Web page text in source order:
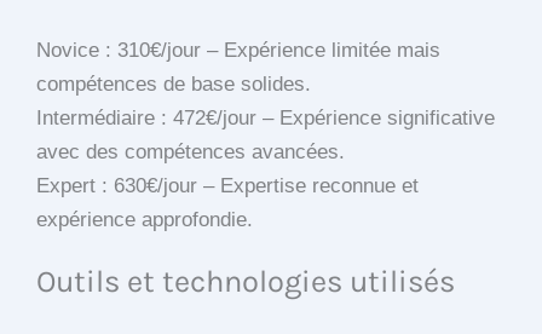
Novice : 310€/jour – Expérience limitée mais
compétences de base solides.
Intermédiaire : 472€/jour – Expérience significative
avec des compétences avancées.
Expert : 630€/jour – Expertise reconnue et
expérience approfondie.
Outils et technologies utilisés